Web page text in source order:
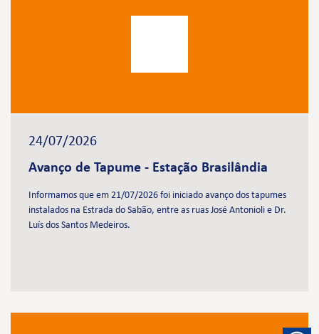
24/07/2026
Avanço de Tapume - Estação Brasilândia
Informamos que em 21/07/2026 foi iniciado avanço dos tapumes
instalados na Estrada do Sabão, entre as ruas José Antonioli e Dr.
Luís dos Santos Medeiros.